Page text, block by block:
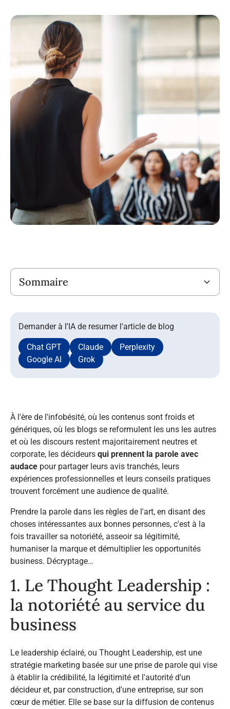
Demander à l'IA de resumer l'article de blog
Chat GPT Claude
Perplexity
Google AI
Grok
Sommaire
À l'ère de l'infobésité, où les contenus sont froids et
génériques, où les blogs se reformulent les uns les autres
et où les discours restent majoritairement neutres et
corporate, les décideurs qui prennent la parole avec
audace pour partager leurs avis tranchés, leurs
expériences professionnelles et leurs conseils pratiques
trouvent forcément une audience de qualité.
Prendre la parole dans les règles de l'art, en disant des
choses intéressantes aux bonnes personnes, c'est à la
fois travailler sa notoriété, asseoir sa légitimité,
humaniser la marque et démultiplier les opportunités
business. Décryptage…
1. Le Thought Leadership :
la notoriété au service du
business
Le leadership éclairé, ou Thought Leadership, est une
stratégie marketing basée sur une prise de parole qui vise
à établir la crédibilité, la légitimité et l'autorité d'un
décideur et, par construction, d'une entreprise, sur son
cœur de métier. Elle se base sur la diffusion de contenus